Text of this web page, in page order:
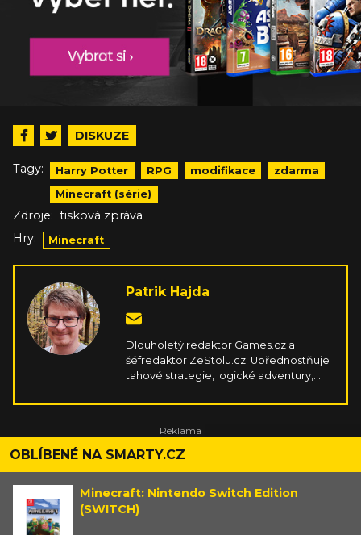
DISKUZE
Tagy: Harry Potter RPG modifikace
zdarma
Minecraft (série)
Zdroje: tisková zpráva
Hry:
Minecraft
Patrik Hajda
Dlouholetý redaktor Games.cz a
šéfredaktor ZeStolu.cz. Upřednostňuje
tahové strategie, logické adventury,
co vyplodí kreativní indie scéna. Hraje
Decku. V rámci stolních her miluje
příběhové koopy s kampaněmi a velmi
OBLÍBENÉ NA SMARTY.CZ
Minecraft: Nintendo Switch Edition
(SWITCH)